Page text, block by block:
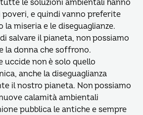
le soluzioni ambientali hanno
e quindi vanno preferite
la miseria e le diseguaglianze.
salvare il pianeta, non possiamo
la donna che soffrono.
uccide non è solo quello
anche la diseguaglianza
il nostro pianeta. Non possiamo
calamità ambientali
pubblica le antiche e sempre